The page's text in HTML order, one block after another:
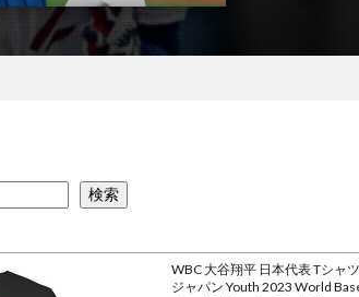
検索
WBC 大谷翔平 日本代表 Tシャ
ジャパン Youth 2023 World